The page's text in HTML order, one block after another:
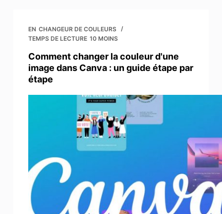
EN CHANGEUR DE COULEURS
TEMPS DE LECTURE 10 MOINS
Comment changer la couleur d'une
image dans Canva : un guide étape par
étape